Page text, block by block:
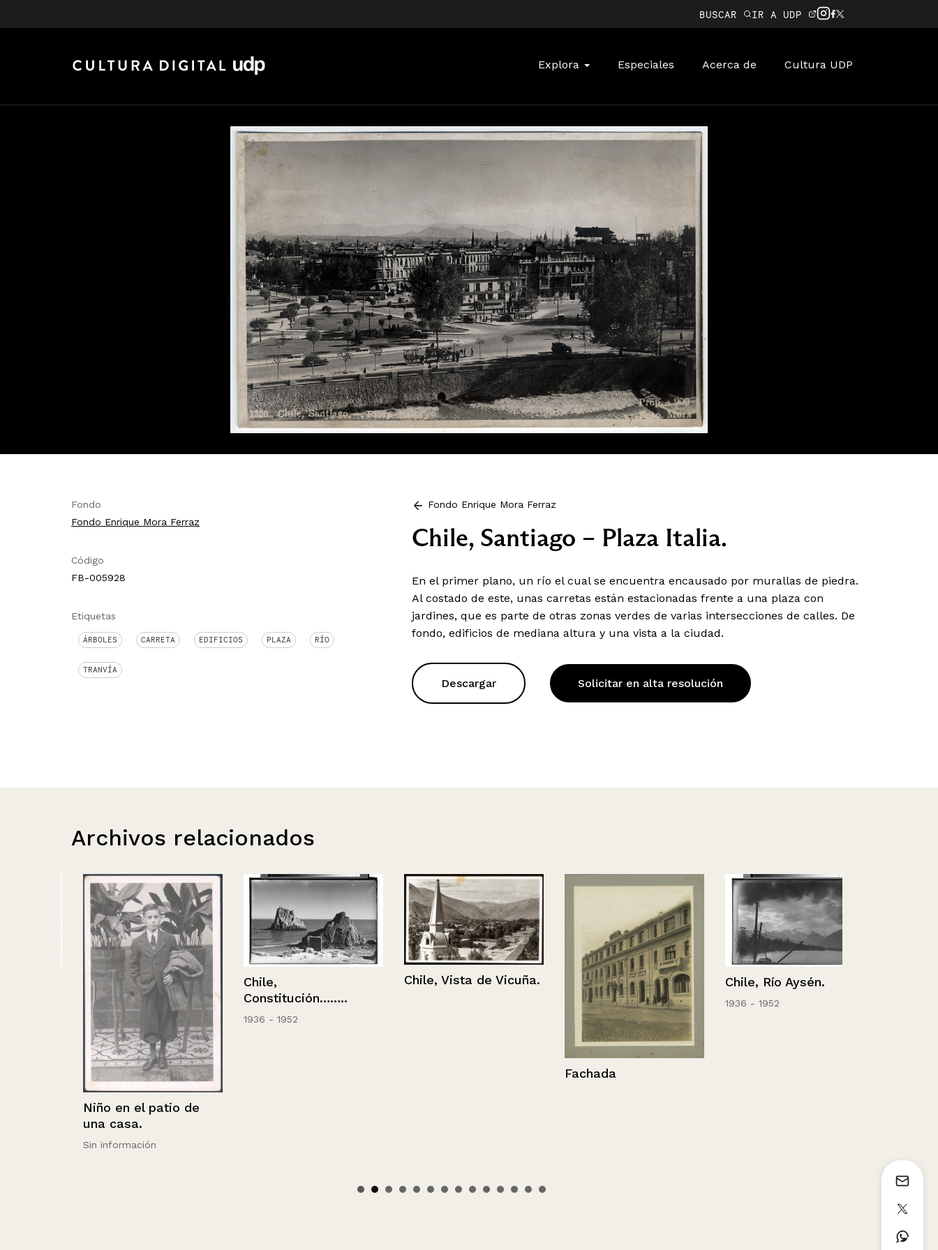
BUSCAR IR A UDP
Explora Especiales Acerca de Cultura UDP
Fondo
Fondo Enrique Mora Ferraz
Código
FB-005928
Etiquetas
ÁRBOLES CARRETA EDIFICIOS PLAZA RÍO
TRANVÍA
Fondo Enrique Mora Ferraz
Chile, Santiago – Plaza Italia.
En el primer plano, un río el cual se encuentra encausado por murallas de piedra.
Al costado de este, unas carretas están estacionadas frente a una plaza con
jardines, que es parte de otras zonas verdes de varias intersecciones de calles. De
fondo, edificios de mediana altura y una vista a la ciudad.
Descargar Solicitar en alta resolución
Archivos relacionados
Niño en el patio de
una casa.
Sin información
Chile,
Constitución……..
1936 - 1952
Chile, Vista de Vicuña.
Fachada
Chile, Río Aysén.
1936 - 1952